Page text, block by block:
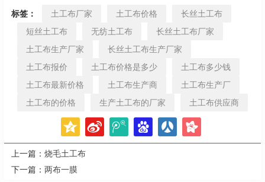
标签： 土工布厂家 土工布价格
长丝土工布
短丝土工布
无纺土工布
长丝土工布厂家
土工布生产厂家
长丝土工布生产厂家
土工布报价
土工布价格是多少
土工布多少钱
土工布最新价格
土工布生产商
土工布生产厂
土工布的价格
生产土工布的厂家 土工布供应商
上一篇： 烧毛土工布
下一篇： 两布一膜